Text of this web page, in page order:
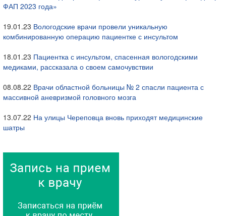
ФАП 2023 года»
19.01.23 Вологодские врачи провели уникальную
комбинированную операцию пациентке с инсультом
18.01.23 Пациентка с инсультом, спасенная вологодскими
медиками, рассказала о своем самочувствии
08.08.22 Врачи областной больницы № 2 спасли пациента с
массивной аневризмой головного мозга
13.07.22 На улицы Череповца вновь приходят медицинские
шатры